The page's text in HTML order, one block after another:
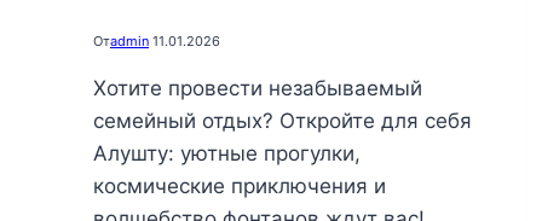
Отadmin 11.01.2026
Хотите провести незабываемый
семейный отдых? Откройте для себя
Алушту: уютные прогулки,
космические приключения и